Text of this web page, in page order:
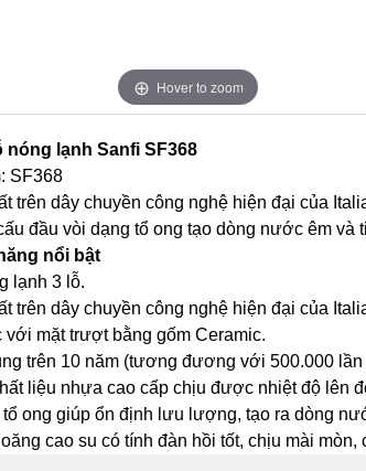
Hover to zoom
nóng lạnh Sanfi SF368
SF368
trên dây chuyền công nghệ hiện đại của
đầu vòi dạng tổ ong tạo dòng nước êm và
nổi bật
lạnh 3 lỗ.
trên dây chuyền công nghệ hiện đại của
với mặt trượt bằng gốm Ceramic.
trên 10 năm (tương đương với 500.000 lần
liệu nhựa cao cấp chịu được nhiệt độ lên
tổ ong giúp ổn định lưu lượng, tạo ra dòng
cao su có tính đàn hồi tốt, chịu mài